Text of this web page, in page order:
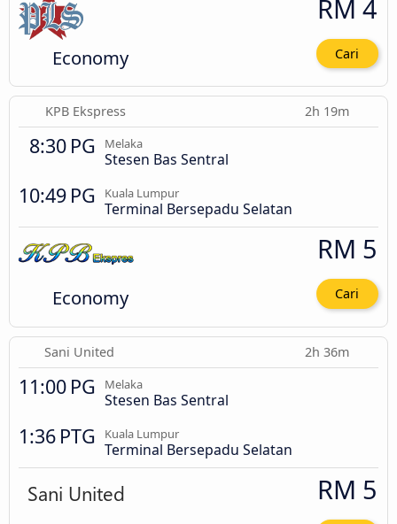
Economy
RM 4
Cari
KPB Ekspress 2h 19m
8:30 PG Melaka
Stesen Bas Sentral
10:49 PG Kuala Lumpur
Terminal Bersepadu Selatan
Economy
RM 5
Cari
Sani United 2h 36m
11:00 PG Melaka
Stesen Bas Sentral
1:36 PTG Kuala Lumpur
Terminal Bersepadu Selatan
RM 5